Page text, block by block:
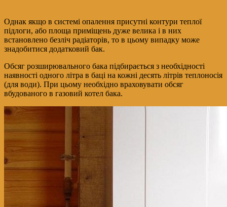
Однак якщо в системі опалення присутні контури теплої
підлоги, або площа приміщень дуже велика і в них
встановлено безліч радіаторів, то в цьому випадку може
знадобитися додатковий бак.
Обсяг розширювального бака підбирається з необхідності
наявності одного літра в баці на кожні десять літрів теплоносія
(для води). При цьому необхідно враховувати обсяг
вбудованого в газовий котел бака.